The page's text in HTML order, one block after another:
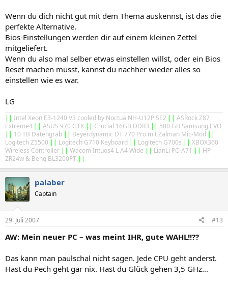
Wenn du dich nicht gut mit dem Thema auskennst, ist das die
perfekte Alternative.
Bios-Einstellungen werden dir auf einem kleinen Zettel
mitgeliefert.
Wenn du also mal selber etwas einstellen willst, oder ein Bios
Reset machen musst, kannst du nachher wieder alles so
einstellen wie es war.
LG
|| Intel Xeon E3-1240 V3 cooled by Noctua NH-U12P SE2 || ASRock Z87
Extreme4 || ASUS 970 GTX || Crucial 16GB DDR3 || 500 GB Samsung EVO
|| 10 TB Datengrab || Beyerdynamic DT 770 Pro mit Zalman Mic-Mod ||
Logitech Z5500 || Logitech G710 Keyboard || Logitech G700s || XBOX360
Wireless Controller || Wacom Intuos4 L A4 Wide || LianLi PC-A71 || HP
ZR24w & Benq BL3200PT ||
palaber
Captain
29. Juli 2007 #13
AW: Mein neuer PC – was meint IHR, gute WAHL!!??
Das kann man paulschal nicht sagen. Jede CPU geht anderst.
Hast du Pech geht gar nix. Hast du Glück gehen 3,5 GHz...